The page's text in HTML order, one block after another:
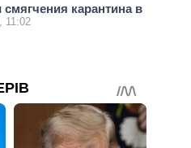
карантина в
11:02